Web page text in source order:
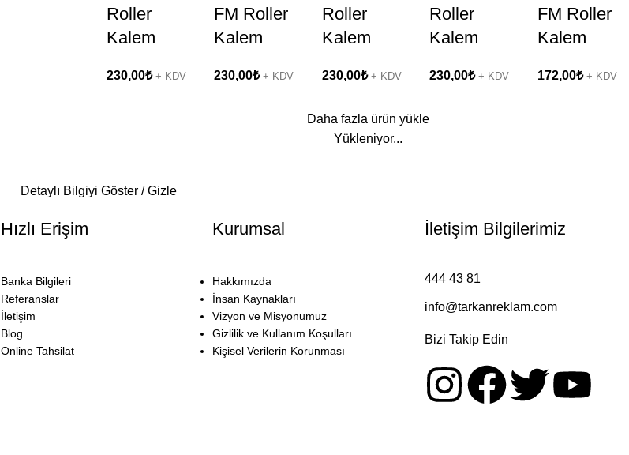
Roller
Kalem
230,00₺ + KDV
FM Roller
Kalem
230,00₺ + KDV
Roller
Kalem
230,00₺ + KDV
Roller
Kalem
230,00₺ + KDV
FM Roller
Kalem
172,00₺ + KDV
Daha fazla ürün yükle
Yükleniyor...
Detaylı Bilgiyi Göster / Gizle
Hızlı Erişim
Banka Bilgileri
Referanslar
İletişim
Blog
Online Tahsilat
Kurumsal
Hakkımızda
İnsan Kaynakları
Vizyon ve Misyonumuz
Gizlilik ve Kullanım Koşulları
Kişisel Verilerin Korunması
İletişim Bilgilerimiz
444 43 81
info@tarkanreklam.com
Bizi Takip Edin